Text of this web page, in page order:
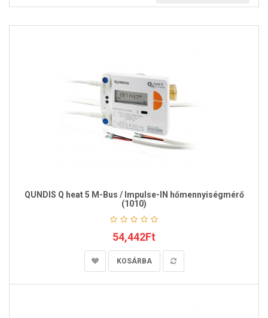
QUNDIS Q heat 5 M-Bus / Impulse-IN hőmennyiségmérő
(1010)
54,442Ft
KOSÁRBA